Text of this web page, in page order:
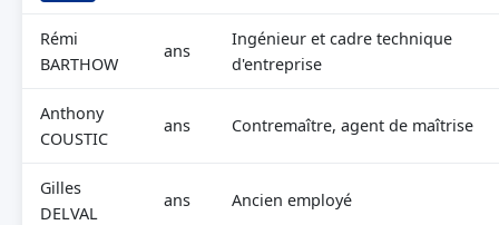
Rémi
BARTHOW
ans
Ingénieur et cadre technique
d'entreprise
Anthony
COUSTIC
ans Contremaître, agent de maîtrise
Gilles
DELVAL
ans Ancien employé